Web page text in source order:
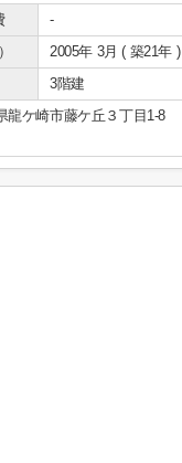
-
2005年 3月 ( 築21年 )
3階建
龍ケ崎市藤ケ丘３丁目1-8